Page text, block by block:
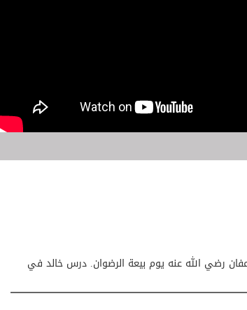
رضي الله عنه يوم بيعة الرضوان. درس خالد في